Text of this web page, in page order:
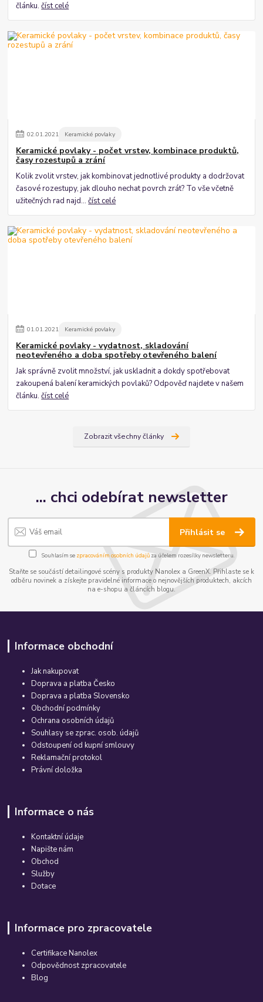
článku.číst celé
02.01.2021 Keramické povlaky
Keramické povlaky - počet vrstev, kombinace produktů,
časy rozestupů a zrání
Kolik zvolit vrstev, jak kombinovat jednotlivé produkty a dodržovat
časové rozestupy, jak dlouho nechat povrch zrát? To vše včetně
užitečných rad najd...číst celé
01.01.2021 Keramické povlaky
Keramické povlaky - vydatnost, skladování
neotevřeného a doba spotřeby otevřeného balení
Jak správně zvolit množství, jak uskladnit a dokdy spotřebovat
zakoupená balení keramických povlaků? Odpověď najdete v našem
článku.číst celé
Zobrazit všechny články
... chci odebírat newsletter
Přihlásit se
Souhlasím se zpracováním osobních údajůza účelem rozesílky newsletteru.
Staňte se součástí detailingové scény s produkty Nanolex a GreenX. Přihlaste se k
odběru novinek a získejte pravidelné informace o nejnovějších produktech, akcích
na e-shopu a článcích blogu.
Informace obchodní
Jak nakupovat
Doprava a platba Česko
Doprava a platba Slovensko
Obchodní podmínky
Ochrana osobních údajů
Souhlasy se zprac. osob. údajů
Odstoupení od kupní smlouvy
Reklamační protokol
Právní doložka
Informace o nás
Kontaktní údaje
Napište nám
Obchod
Služby
Dotace
Informace pro zpracovatele
Certifikace Nanolex
Odpovědnost zpracovatele
Blog